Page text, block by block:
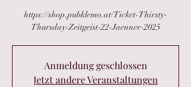
https://shop.pubklemo.at/Ticket-Thirsty-
Thursday-Zeitgeist-22-Jaenner-2025
Anmeldung geschlossen
Jetzt andere Veranstaltungen